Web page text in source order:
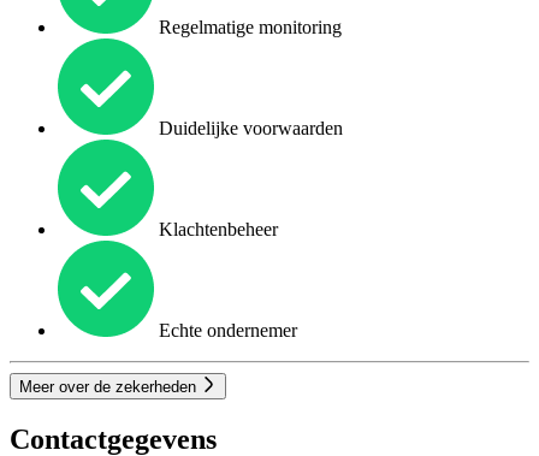
Regelmatige monitoring
Duidelijke voorwaarden
Klachtenbeheer
Echte ondernemer
Meer over de zekerheden
Contactgegevens